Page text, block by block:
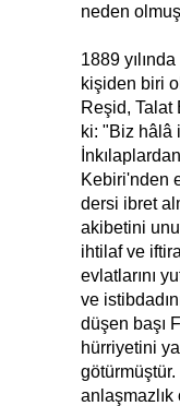
neden
1889
kişiden biri
Reşid, Talat
ki: "Biz hâlâ
Kebiri'nden
dersi ibret
akibetini
ihtilaf ve
evlatlarını
ve
düşen başı
hürriyetini
götürmüştür.